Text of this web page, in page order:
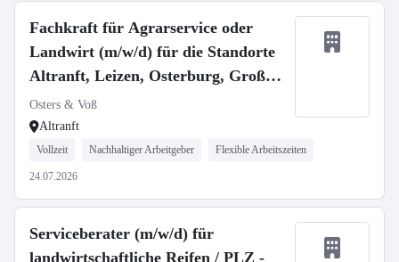
Fachkraft für Agrarservice oder
Landwirt (m/w/d) für die Standorte
Altranft, Leizen, Osterburg, Groß
Gottschow
Osters & Voß
Altranft
Vollzeit Nachhaltiger Arbeitgeber Flexible Arbeitszeiten
24.07.2026
Serviceberater (m/w/d) für
landwirtschaftliche Reifen / PLZ -